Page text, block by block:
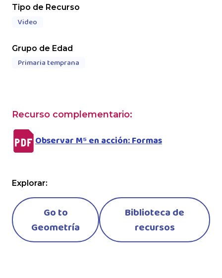
Tipo de Recurso
Video
Grupo de Edad
Primaria temprana
Recurso complementario:
Observar M⁵ en acción: Formas
Explorar:
Go to
Geometría
Biblioteca de
recursos